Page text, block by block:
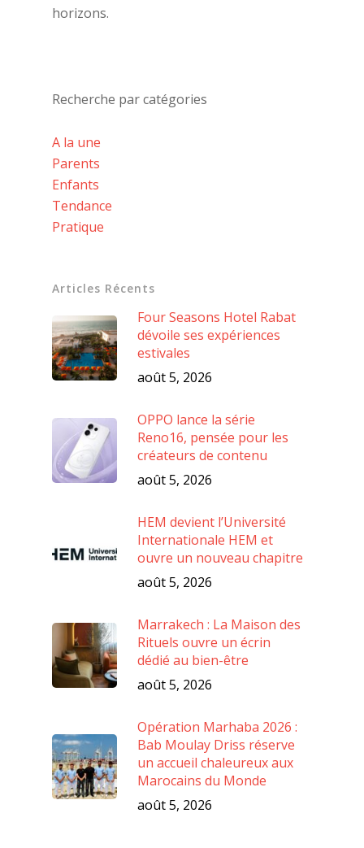
horizons.
Recherche par catégories
A la une
Parents
Enfants
Tendance
Pratique
Articles Récents
Four Seasons Hotel Rabat
dévoile ses expériences
estivales
août 5, 2026
OPPO lance la série
Reno16, pensée pour les
créateurs de contenu
août 5, 2026
HEM devient l’Université
Internationale HEM et
ouvre un nouveau chapitre
août 5, 2026
Marrakech : La Maison des
Rituels ouvre un écrin
dédié au bien-être
août 5, 2026
Opération Marhaba 2026 :
Bab Moulay Driss réserve
un accueil chaleureux aux
Marocains du Monde
août 5, 2026